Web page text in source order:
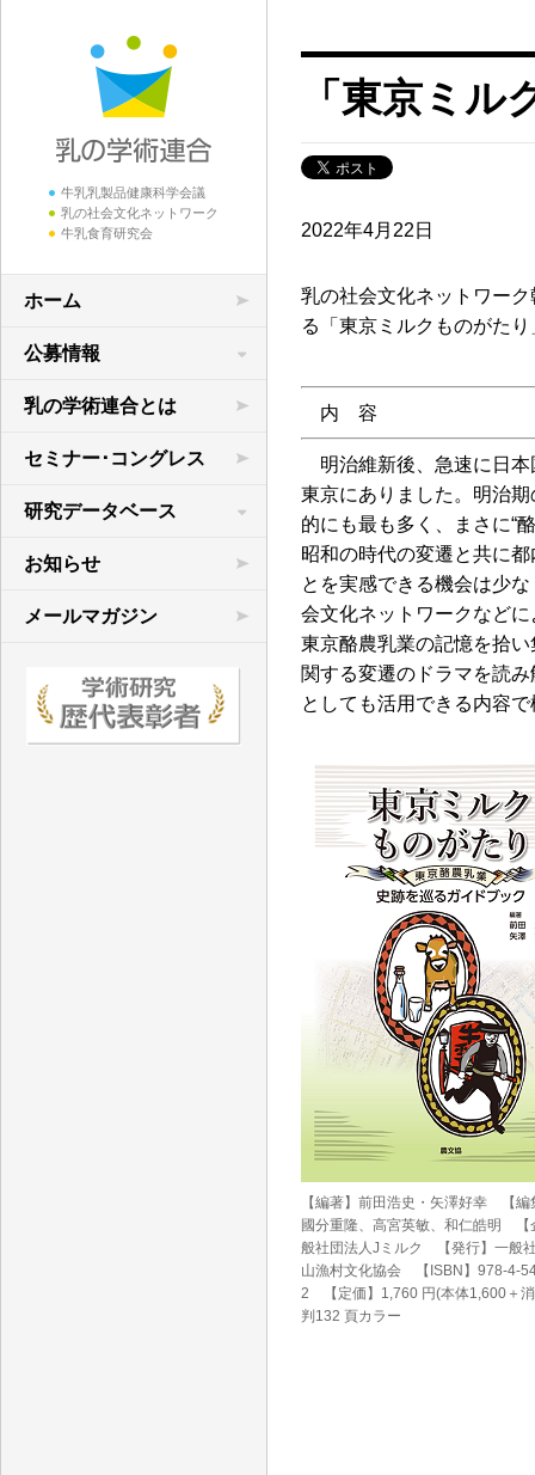
牛乳乳製品健康科学会議
乳の社会文化ネットワーク
牛乳食育研究会
ホーム
公募情報
学術研究の公募
領域横断共同研究
乳の学術連合とは
セミナー･コングレス
研究データベース
学術連合の研究
先行研究など
お知らせ
メールマガジン
「東京ミ
2022年4月22日
乳の社会文化ネットワー
る「東京ミルクものがた
内 容
明治維新後、急速に日本
東京にありました。明治
的にも最も多く、まさに“
昭和の時代の変遷と共に
とを実感できる機会は少
会文化ネットワークなど
東京酪農乳業の記憶を拾
関する変遷のドラマを読
としても活用できる内容
【編著】前田浩史・矢澤好幸 【編
國分重隆、高宮英敏、和仁皓明 【
般社団法人Jミルク 【発行】一般
山漁村文化協会 【ISBN】978-4-
2 【定価】1,760 円(本体1,600＋
判132 頁カラー